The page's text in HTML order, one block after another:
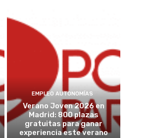
EMPLEO AUTONOMÍAS
Verano Joven 2026 en
Madrid: 800 plazas
gratuitas para ganar
experiencia este verano